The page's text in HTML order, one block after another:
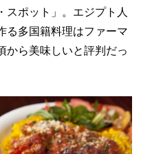
スポット」。エジプト人
る多国籍料理はファーマ
から美味しいと評判だっ